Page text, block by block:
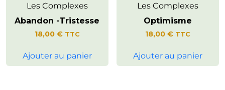
Les Complexes
Abandon -Tristesse
18,00 € TTC
Ajouter au panier
Les Complexes
Optimisme
18,00€ TTC
Ajouter au panier